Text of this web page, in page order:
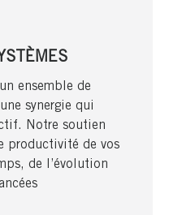
ensemble de
synergie qui
Notre soutien
productivité de vos
de l’évolution